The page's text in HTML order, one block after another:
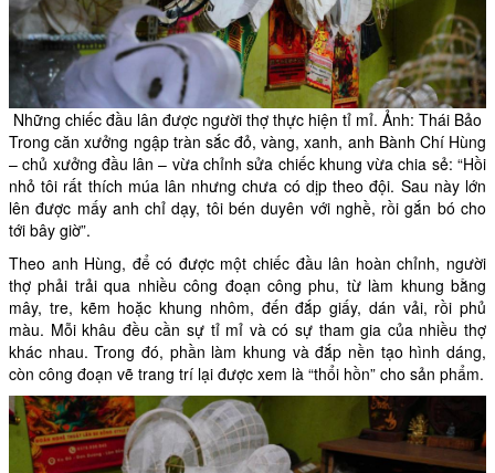
Những chiếc đầu lân được người thợ thực hiện tỉ mỉ. Ảnh: Thái Bảo
Trong căn xưởng ngập tràn sắc đỏ, vàng, xanh, anh Bành Chí Hùng
– chủ xưởng đầu lân – vừa chỉnh sửa chiếc khung vừa chia sẻ: “Hồi
nhỏ tôi rất thích múa lân nhưng chưa có dịp theo đội. Sau này lớn
lên được mấy anh chỉ dạy, tôi bén duyên với nghề, rồi gắn bó cho
tới bây giờ”.
Theo anh Hùng, để có được một chiếc đầu lân hoàn chỉnh, người
thợ phải trải qua nhiều công đoạn công phu, từ làm khung bằng
mây, tre, kẽm hoặc khung nhôm, đến đắp giấy, dán vải, rồi phủ
màu. Mỗi khâu đều cần sự tỉ mỉ và có sự tham gia của nhiều thợ
khác nhau. Trong đó, phần làm khung và đắp nền tạo hình dáng,
còn công đoạn vẽ trang trí lại được xem là “thổi hồn” cho sản phẩm.